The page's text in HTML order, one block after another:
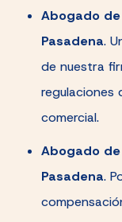
Abogado
Pasadena.
de nuestra
regulaciones
comercial.
Abogado
Pasadena.